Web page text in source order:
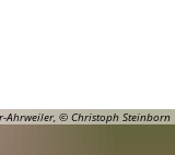
Ahrweiler, © Christoph Steinborn